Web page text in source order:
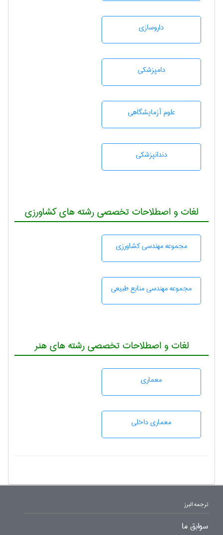
داروسازی
دامپزشكی
علوم آزمايشگاهی
دندانپزشكی
لغات و اصطلاحات تخصصی رشته های کشاورزی
مجموعه مهندسی كشاورزی
مجموعه مهندسی منابع طبيعی
لغات و اصطلاحات تخصصی رشته های هنر
معماری
معماری داخلی
ترجمه البرز
سوابق ما